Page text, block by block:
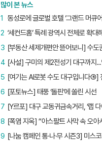
많이 본 뉴스
1
‘세컨드홈’ 특례 광역시 전체로 확대
2
3
[사설] 구미의 제2전성기 대구까지
4
5
[포토뉴스] 태풍 ‘돌핀’에 쏠린 시선
6
7
8
9